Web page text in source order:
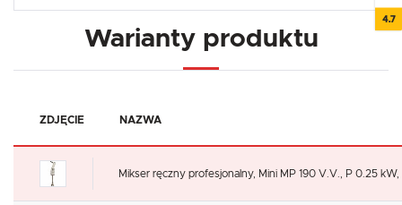
Warianty produktu
ZDJĘCIE NAZWA
Mikser ręczny profesjonalny, Mini MP 190 V.V., P 0.25 kW,
4.7